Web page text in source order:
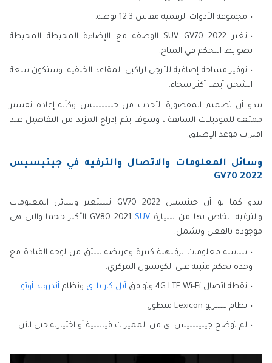
مجموعة الأدوات الرقمية مقاس 12.3 بوصة.
تغير SUV GV70 2022 الوصفة مع الإضاءة المحيطة المحيطة
بضوابط التحكم في المناخ.
توفير مساحة إضافية للأرجل لراكبي المقاعد الخلفية. وستكون سعة
الشحن أيضا أكثر سخاء.
يبدو أن تصميم المقصورة الأحدث من جينيسيس وكأنه إعادة تفسير
ممتعة للموديلات السابقة ، وسوف يتم إدراج المزيد من التفاصيل عند
اقتراب موعد الإطلاق.
وسائل المعلومات والاتصال والترفيه في جينيسيس
GV70 2022
يبدو كما لو أن جينسس GV70 2022 تستعير وسائل المعلومات
والترفيه الخاص بها من سيارة GV80 2021 SUV
الأكبر حجما والتي هي
موجودة بالفعل وتشمل:
شاشة معلومات ترفيهية كبيرة وعريضة تنبثق من لوحة القيادة مع
وحدة تحكم مثبتة على الكونسول المركزي.
نقطة اتصال 4G LTE Wi-Fi وتوافق آبل كار بلاي ونظام أندرويد أوتو.
نظام ستريو Lexicon متطور.
لم توضح جينيسيس اى من المميزات قياسية أو اختيارية حتى الآن.